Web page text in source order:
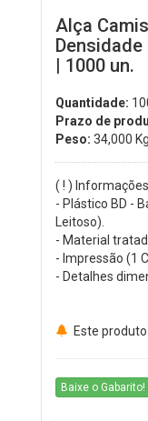
Alça
| 1000 un.
Quantidade:
Prazo de
Peso: 34,000 Kg.
( ! )
- Plástico BD -
Leitoso).
- Material
- Impressão (1
- Detalhes
Este
Baixe o Gabarito!